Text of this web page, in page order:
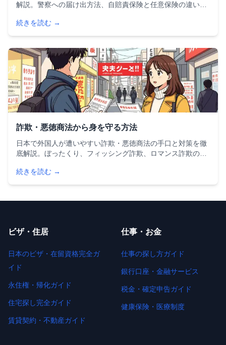
解説。警察への届け出方法、自賠責保険と任意保険の違い、
にやるべきことを5ステップで分かりやすく紹介します。
続きを読む →
詐欺・悪徳商法から身を守る方法
日本で外国人が遭いやすい詐欺・悪徳商法の手口と対策を徹
底解説。ぼったくり、フィッシング詐欺、ロマンス詐欺の見
（消費者ホットライン188番）まで、安全に暮らすための情
報をまとめました。
続きを読む →
ビザ・住居
日本のビザ・在留資格完全ガ
イド
永住権・帰化ガイド
住宅探し完全ガイド
賃貸契約・不動産ガイド
仕事・お金
仕事の探し方ガイド
銀行口座・金融サービス
税金・確定申告ガイド
健康保険・医療制度